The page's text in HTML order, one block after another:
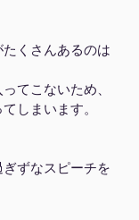
くさんあるのは
てこないため、
しまいます。
ずなスピーチを